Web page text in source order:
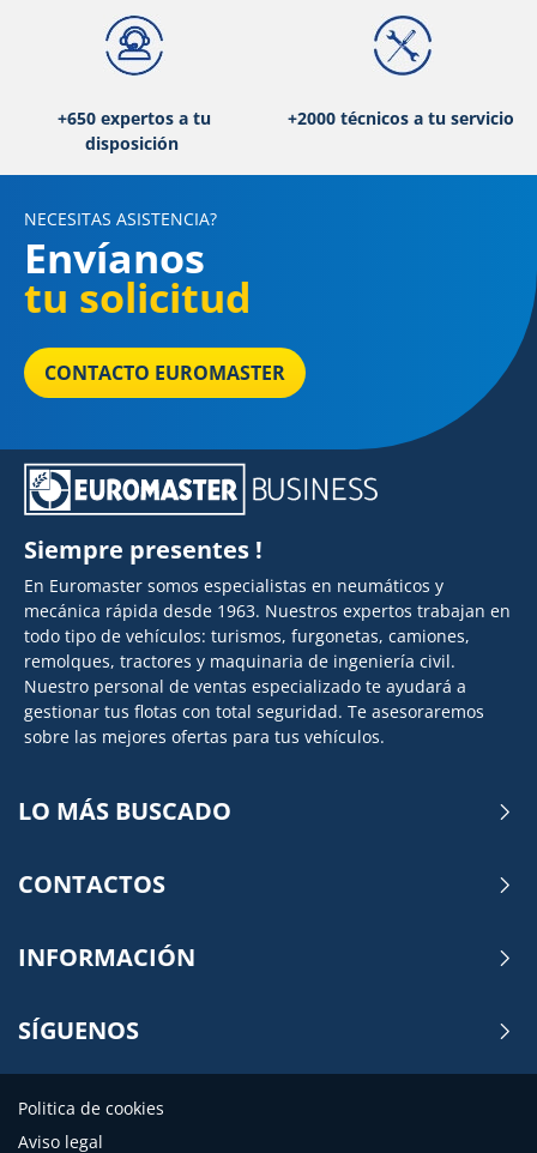
+650 expertos a tu
disposición
+2000 técnicos a tu servicio
NECESITAS ASISTENCIA?
Envíanos
tu solicitud
CONTACTO EUROMASTER
Siempre presentes !
En Euromaster somos especialistas en neumáticos y
mecánica rápida desde 1963. Nuestros expertos trabajan en
todo tipo de vehículos: turismos, furgonetas, camiones,
remolques, tractores y maquinaria de ingeniería civil.
Nuestro personal de ventas especializado te ayudará a
gestionar tus flotas con total seguridad. Te asesoraremos
sobre las mejores ofertas para tus vehículos.
LO MÁS BUSCADO
CONTACTOS
INFORMACIÓN
SÍGUENOS
Politica de cookies
Aviso legal